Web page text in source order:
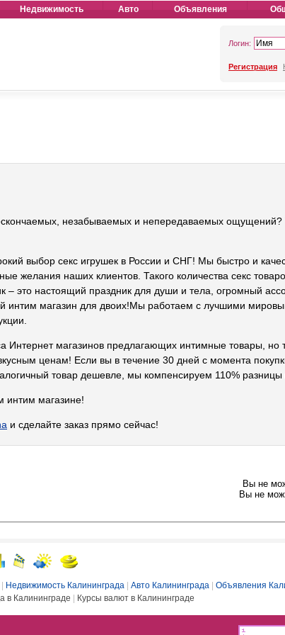
Недвижимость Авто Объявления
Логин:
Регистрация
незабываемых и непередаваемых ощущений?
выбор секс игрушек в России и СНГ! Мы быстро и
желания наших клиентов. Такого количества секс
это настоящий праздник для души и тела, огромный
интим магазин для двоих!Мы работаем с лучшими
Интернет магазинов предлагающих интимные товары,
ценам! Если вы в течение 30 дней с момента
товар дешевле, мы компенсируем 110% разницы
интим магазине!
и сделайте заказ прямо сейчас!
Вы не
Вы не
Недвижимость Калининграда Авто Калининграда Объявления
в Калининграде Курсы валют в Калининграде